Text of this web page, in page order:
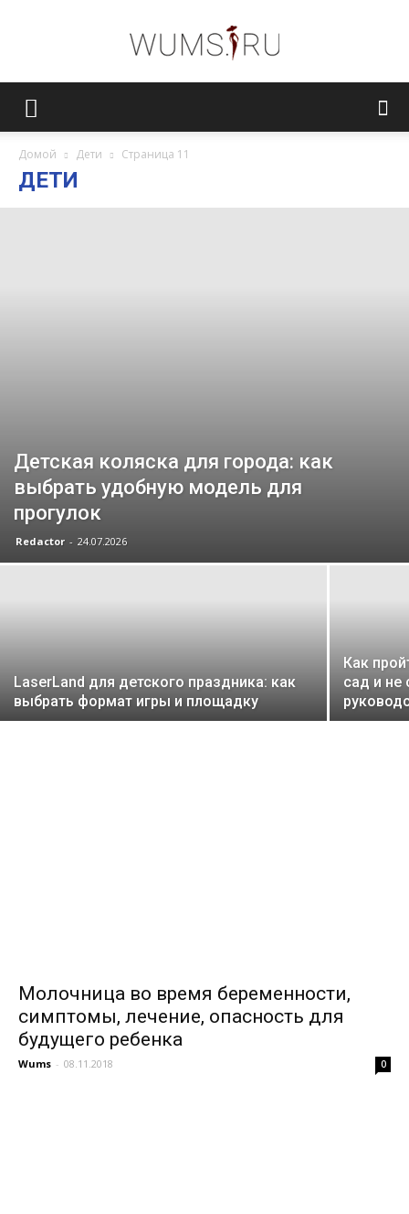
Домой Дети Страница 11
ДЕТИ
Детская коляска для города: как
выбрать удобную модель для
прогулок
Redactor - 24.07.2026
LaserLand для детского праздника: как
выбрать формат игры и площадку
Как
сад и не
Молочница во время беременности,
симптомы, лечение, опасность для
будущего ребенка
Wums - 08.11.2018 0